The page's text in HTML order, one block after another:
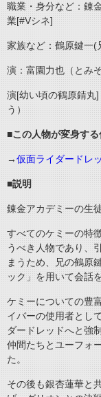
職業・身分など：錬
業[#Vシネ]
家族など：鶴原鍵一(
演：富園力也（とみ
演[幼い頃の鶴原錆丸
う）
■この人物が変身す
→仮面ライダードレ
■説明
錬金アカデミーの生徒
すべてのケミーの特
うべき人物であり、
まうため、兄の鶴原
ック」を用いて会話
ケミーについての豊
イバーの使用者とし
ダードレッドへと強
仲間たちとユーフォ
た。
その後も銀杏蓮華と